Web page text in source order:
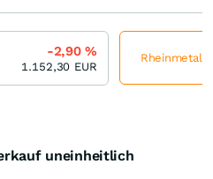
uneinheitlich
-2,90%
1.152,30 EUR
Rheinmetall